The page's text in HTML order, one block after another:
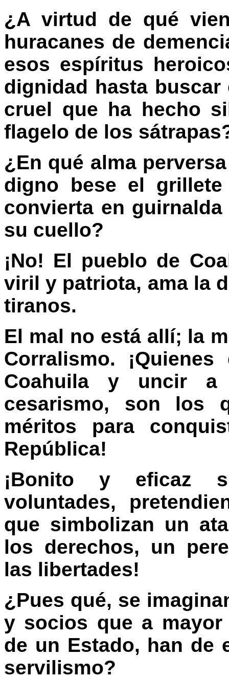
¿A virtud de qué
huracanes de
esos espíritus
dignidad hasta
cruel que ha hecho
flagelo de los
¿En qué alma
digno bese el
convierta en
su cuello?
¡No! El pueblo de
viril y patriota, ama la
tiranos.
El mal no está allí; la
Corralismo.
Coahuila y uncir
cesarismo, son los
méritos para
República!
¡Bonito y eficaz
voluntades,
que simbolizan un
los derechos, un
las libertades!
¿Pues qué, se
y socios que a
de un Estado, han de
servilismo?